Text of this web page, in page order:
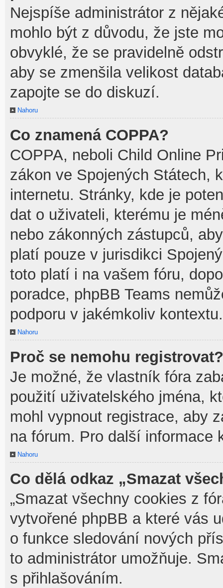
Nejspíše administrátor z
mohlo být z důvodu, že jste
obvyklé, že se pravidelně
aby se zmenšila velikost
zapojte se do diskuzí.
Nahoru
Co znamená COPPA?
COPPA, neboli Child Online
zákon ve Spojených Státech,
internetu. Stránky, kde je
dat o uživateli, kterému je
nebo zákonných zástupců,
platí pouze v jurisdikci
toto platí i na vašem fóru,
poradce, phpBB Teams
podporu v jakémkoliv kontextu.
Nahoru
Proč se nemohu registrovat?
Je možné, že vlastník fóra
použití uživatelského jména,
mohl vypnout registrace, aby
na fórum. Pro další informace
Nahoru
Co dělá odkaz „Smazat
„Smazat všechny cookies z
vytvořené phpBB a které vás
o funkce sledování nových
to administrátor umožňuje.
s přihlašováním.